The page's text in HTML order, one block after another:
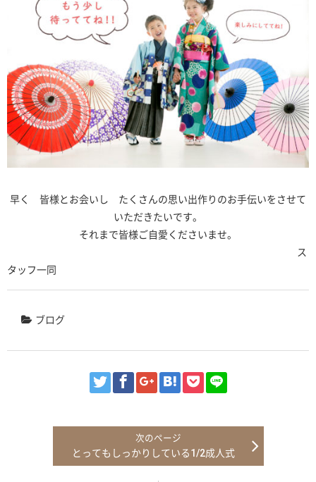
早く 皆様とお会いし たくさんの思い出作りのお手伝いをさせて
いただきたいです。
それまで皆様ご自愛くださいませ。
ス
タッフ一同
ブログ
とってもしっかりしている1/2成人式